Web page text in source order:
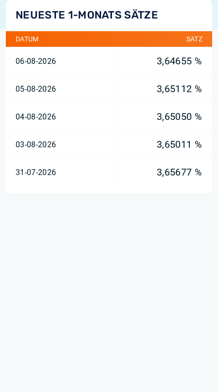
NEUESTE 1-MONATS SÄTZE
DATUM SATZ
06-08-2026 3,64655 %
05-08-2026 3,65112 %
04-08-2026 3,65050 %
03-08-2026 3,65011 %
31-07-2026 3,65677 %